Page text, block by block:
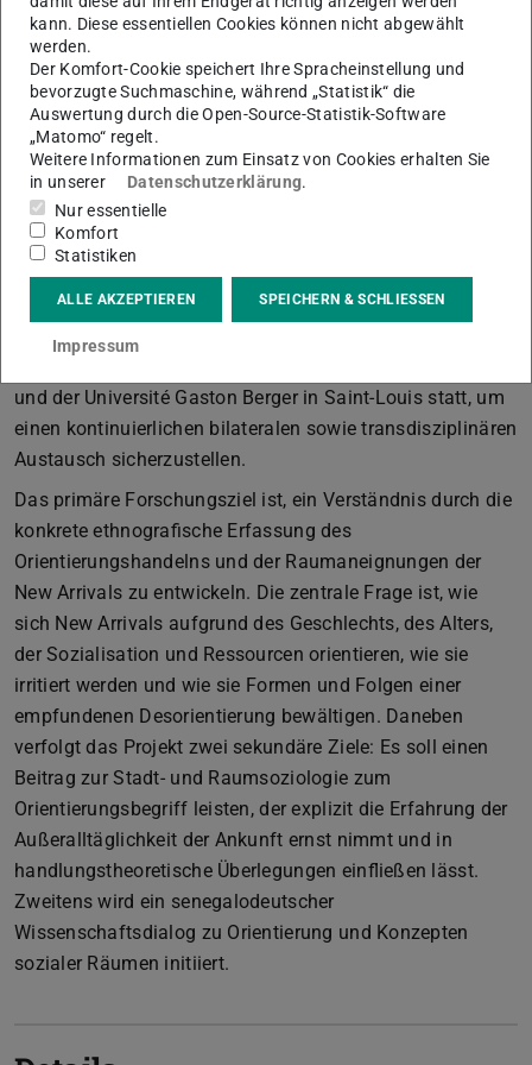
die Forscherin erhobenen und interpretierten Daten
kommentieren können. In enger Zusammenarbeit mit dem
Mercator Fellow Dr. Abdourahmane Seck von der
Université Gaston Berger in Saint-Louis werden die
Interpretationen auf Augenhöhe geprüft, mögliche
Sprachbarrieren und Bias in den Forschungsergebnissen
vermieden.
Dr. Seck, als Anthropologe, schließt wichtige Lücken zu
Forschungsständen der Nachbardisziplin und wird über
den gesamten Projektverlauf hinweg intensiv
eingebunden. Die geplanten Kooperationen finden
und der Université Gaston Berger in Saint-Louis statt, um
einen kontinuierlichen bilateralen sowie transdisziplinären
Austausch sicherzustellen.
Das primäre Forschungsziel ist, ein Verständnis durch die
konkrete ethnografische Erfassung des
Orientierungshandelns und der Raumaneignungen der
New Arrivals zu entwickeln. Die zentrale Frage ist, wie
sich New Arrivals aufgrund des Geschlechts, des Alters,
der Sozialisation und Ressourcen orientieren, wie sie
irritiert werden und wie sie Formen und Folgen einer
empfundenen Desorientierung bewältigen. Daneben
verfolgt das Projekt zwei sekundäre Ziele: Es soll einen
Beitrag zur Stadt- und Raumsoziologie zum
Orientierungsbegriff leisten, der explizit die Erfahrung der
Außeralltäglichkeit der Ankunft ernst nimmt und in
handlungstheoretische Überlegungen einfließen lässt.
Zweitens wird ein senegalodeutscher
Wissenschaftsdialog zu Orientierung und Konzepten
sozialer Räumen initiiert.
kann. Diese essentiellen Cookies können nicht abgewählt
werden.
Der Komfort-Cookie speichert Ihre Spracheinstellung und
bevorzugte Suchmaschine, während „Statistik“ die
Auswertung durch die Open-Source-Statistik-Software
„Matomo“ regelt.
Weitere Informationen zum Einsatz von Cookies erhalten Sie
in unserer
Datenschutzerklärung.
Nur essentielle
Komfort
Statistiken
ALLE AKZEPTIEREN SPEICHERN & SCHLIESSEN
Impressum